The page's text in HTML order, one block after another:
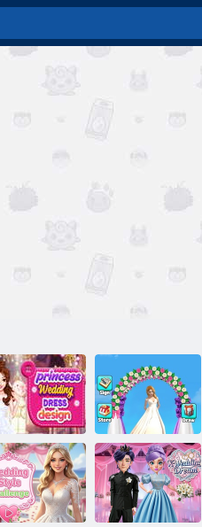
Prinzessin
Hochzeitskleid
Design
Brücken
Rennhochzeitsmeister